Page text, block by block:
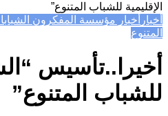
الإقليمية للشباب المتنوع”
أخبار أخبار مؤسسة المفكرون الشباب
المتنوع
أخيرا..تأسيس
للشباب المتنوع”